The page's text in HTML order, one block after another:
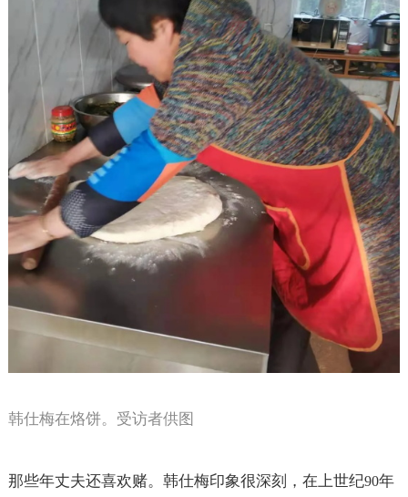
韩仕梅在烙饼。受访者供图
那些年丈夫还喜欢赌。韩仕梅印象很深刻，在上世纪90年